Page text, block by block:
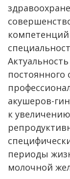
постоянного
акушеров-
к
периоды
молочной